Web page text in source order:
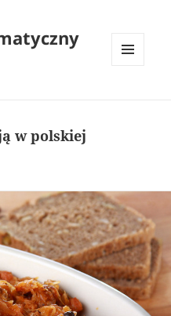
w polskiej